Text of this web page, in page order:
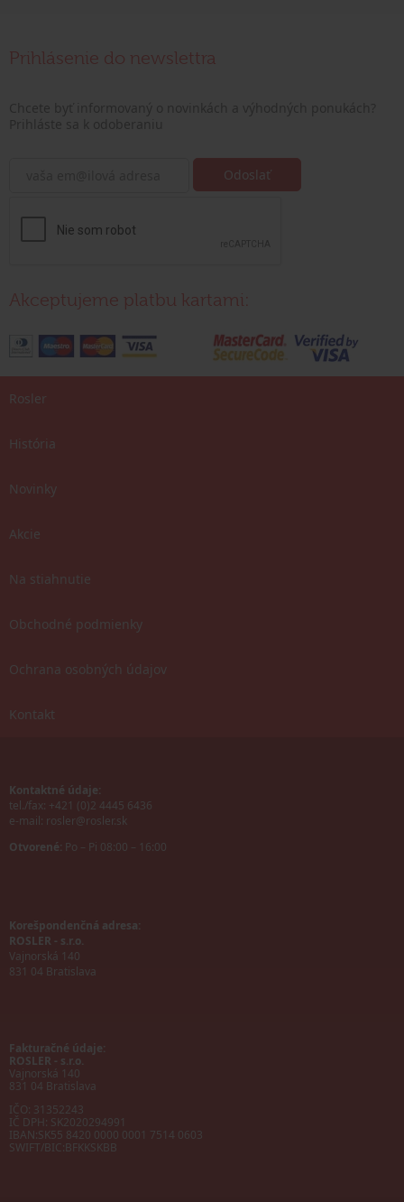
Prihlásenie do newslettra
Akceptujeme platbu kartami:
Rosler
História
Novinky
Akcie
Na stiahnutie
Obchodné podmienky
Ochrana osobných údajov
Kontakt
Kontaktné údaje:
tel./fax: +421 (0)2 4445 6436
e-mail: rosler@rosler.sk
Otvorené: Po – Pi 08:00 – 16:00
Korešpondenčná adresa:
ROSLER - s.r.o.
Vajnorská 140
831 04 Bratislava
Fakturačné údaje:
ROSLER - s.r.o.
Vajnorská 140
831 04 Bratislava
IČO: 31352243
IČ DPH: SK2020294991
IBAN:SK55 8420 0000 0001 7514 0603
SWIFT/BIC:BFKKSKBB